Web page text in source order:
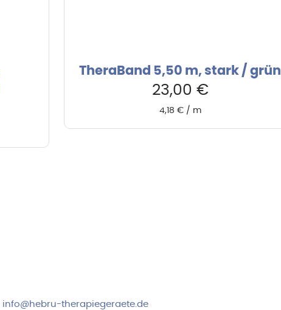
TheraBand 5,50 m, stark / grün
23,00 €
4,18 €/ m
info@hebru-therapiegeraete.de